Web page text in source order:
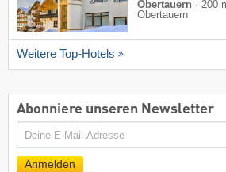
Obertauern · 200
Obertauern
Weitere Top-Hotels
Abonniere unseren Newsletter
E-
Mail
Anmelden